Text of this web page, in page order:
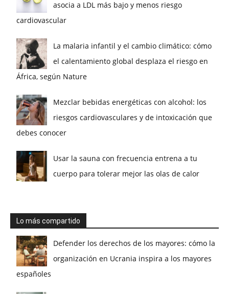
asocia a LDL más bajo y menos riesgo
cardiovascular
La malaria infantil y el cambio climático: cómo
el calentamiento global desplaza el riesgo en
África, según Nature
Mezclar bebidas energéticas con alcohol: los
riesgos cardiovasculares y de intoxicación que
debes conocer
Usar la sauna con frecuencia entrena a tu
cuerpo para tolerar mejor las olas de calor
Lo más compartido
Defender los derechos de los mayores: cómo la
organización en Ucrania inspira a los mayores
españoles